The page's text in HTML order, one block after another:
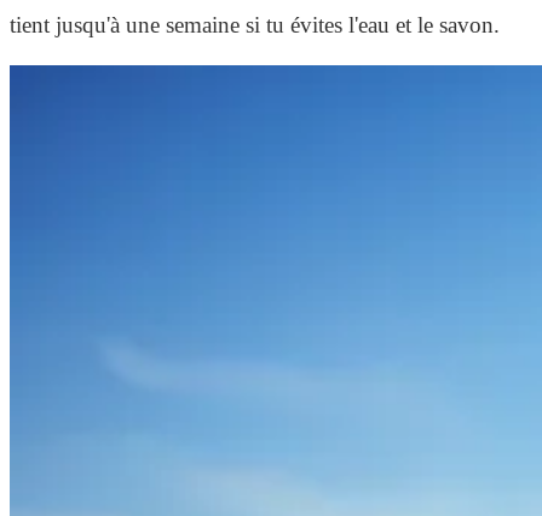
tient jusqu'à une semaine si tu évites l'eau et le savon.